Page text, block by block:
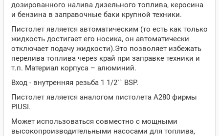
дозированного налива дизельного топлива, керосина
и бензина в заправочные баки крупной техники.
Пистолет является автоматическим (то есть как только
жидкость достигает его носика, он автоматически
отключает подачу жидкости).Это позволяет избежать
перелива топлива через край при заправке техники и
т.п. Материал корпуса – алюминий.
Вход - внутренняя резьба 1 1/2`` BSP.
Пистолет является аналогом пистолета A280 фирмы
PIUSI.
Может использоваться совместно с мощными
высокопроизводительными насосами для топлива,